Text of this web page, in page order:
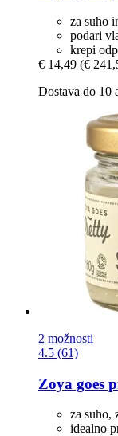
za suho
podari
krepi
€ 14,49 (€
Dostava do 10
2 možnosti
4.5 (61)
Zoya goes
za suho,
idealno